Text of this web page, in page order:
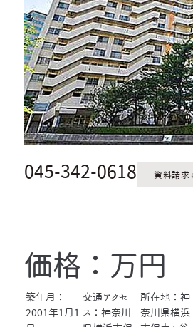
045-342-0618 資料請求
価格：万円
築年月：
2001年1月1
交通アクセ
ス：神奈川
所在地：神
奈川県横浜